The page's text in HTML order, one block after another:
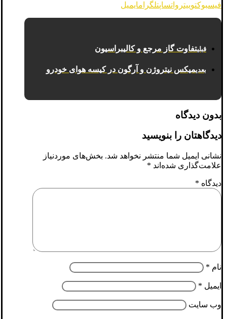
فیسبوکتوییتر واتساپتلگرامایمیل
قبلیتفاوت گاز مرجع و کالیبراسیون
بعدیمیکس نیتروژن و آرگون در کیسه هوای خودرو
بدون دیدگاه
دیدگاهتان را بنویسید
نشانی ایمیل شما منتشر نخواهد شد. بخش‌های موردنیاز
علامت‌گذاری شده‌اند *
دیدگاه *
نام *
ایمیل *
وب‌ سایت